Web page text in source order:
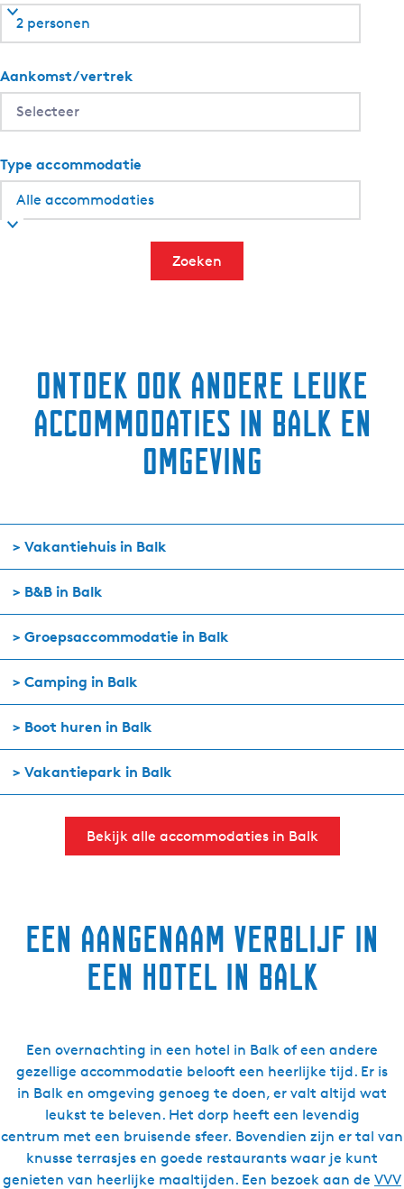
2 personen
Aankomst/vertrek
Type accommodatie
Zoeken
Ontdek ook andere leuke
accommodaties in Balk en
omgeving
> Vakantiehuis in Balk
> B&B in Balk
> Groepsaccommodatie in Balk
> Camping in Balk
> Boot huren in Balk
> Vakantiepark in Balk
Bekijk alle accommodaties in Balk
Een aangenaam verblijf in
een hotel in Balk
Een overnachting in een hotel in Balk of een andere
gezellige accommodatie belooft een heerlijke tijd. Er is
in Balk en omgeving genoeg te doen, er valt altijd wat
leukst te beleven. Het dorp heeft een levendig
centrum met een bruisende sfeer. Bovendien zijn er tal van
knusse terrasjes en goede restaurants waar je kunt
genieten van heerlijke maaltijden. Een bezoek aan de VVV